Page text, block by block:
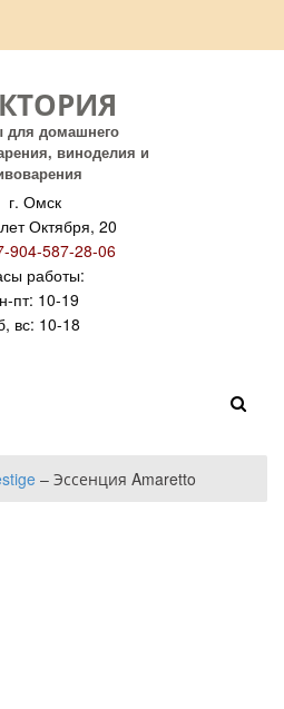
для домашнего
виноделия и
г. Омск
Октября, 20
904-587-28-06
работы:
пт: 10-19
вс: 10-18
– Эссенция Amaretto